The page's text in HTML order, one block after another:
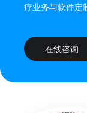
疗业务与软件定
在线咨询